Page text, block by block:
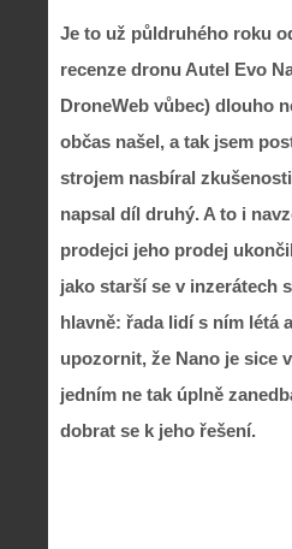
Je to už půldruhého roku
recenze dronu Autel Evo
DroneWeb vůbec) dlouho
občas našel, a tak jsem
strojem nasbíral
napsal díl druhý. A to i
prodejci jeho prodej
jako starší se v inzerátech
hlavně: řada lidí s ním létá
upozornit, že Nano je sice
jedním ne tak úplně
dobrat se k jeho řešení.